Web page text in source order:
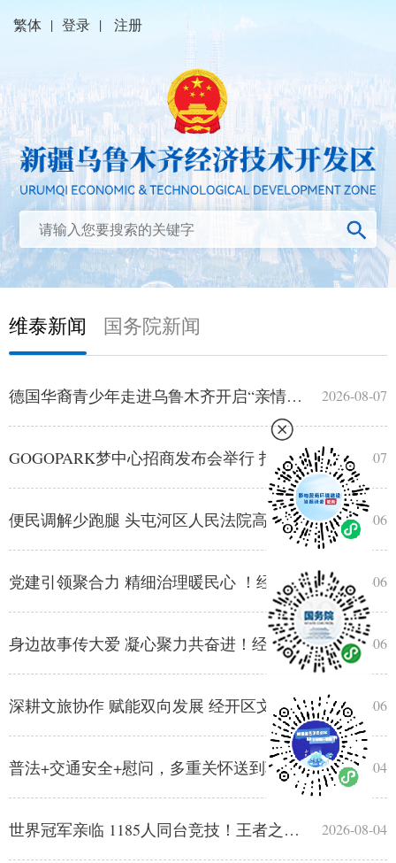
繁体 | 登录 | 注册
维泰新闻 国务院新闻
2026-08-07
德国华裔青少年走进乌鲁木齐开启“亲情中华·丝路寻根”研学之旅
2026-08-07
GOGOPARK梦中心招商发布会举行 打造全疆首家公园式非标商业综合体
2026-08-06
便民调解少跑腿 头屯河区人民法院高效化解农民工欠薪纠纷
2026-08-06
党建引领聚合力 精细治理暖民心 ！经开区高铁街道推进住宅小区提质升级
2026-08-06
身边故事传大爱 凝心聚力共奋进！经开区“维泰之声”巡回宣讲走进社区
2026-08-06
深耕文旅协作 赋能双向发展 经开区文旅推介会走进皮山县
2026-08-04
普法+交通安全+慰问，多重关怀送到骑手身边
2026-08-04
世界冠军亲临 1185人同台竞技！王者之志羽毛球巡回赛乌鲁木齐站火热开赛